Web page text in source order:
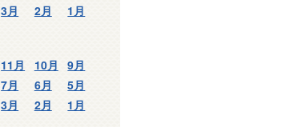
3月 2月 1月
11月 10月
9月
7月 6月
5月
3月 2月 1月